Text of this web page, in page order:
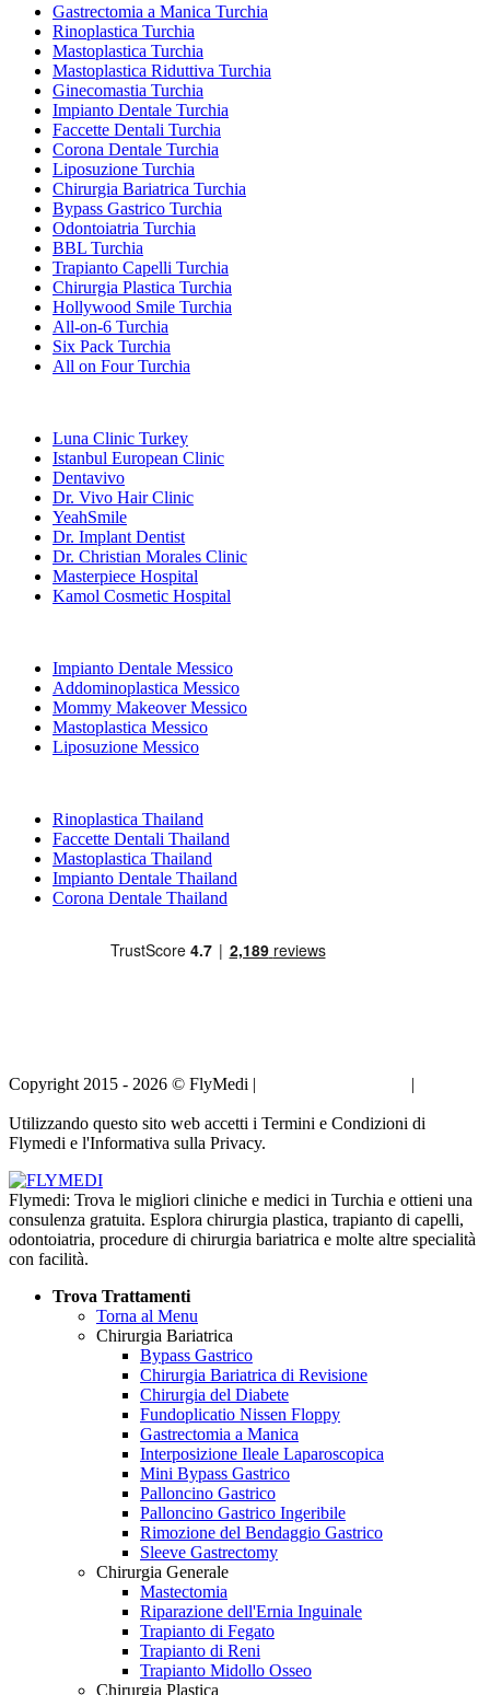
Gastrectomia a Manica Turchia
Rinoplastica Turchia
Mastoplastica Turchia
Mastoplastica Riduttiva Turchia
Ginecomastia Turchia
Impianto Dentale Turchia
Faccette Dentali Turchia
Corona Dentale Turchia
Liposuzione Turchia
Chirurgia Bariatrica Turchia
Bypass Gastrico Turchia
Odontoiatria Turchia
BBL Turchia
Trapianto Capelli Turchia
Chirurgia Plastica Turchia
Hollywood Smile Turchia
All-on-6 Turchia
Six Pack Turchia
All on Four Turchia
Luna Clinic Turkey
Istanbul European Clinic
Dentavivo
Dr. Vivo Hair Clinic
YeahSmile
Dr. Implant Dentist
Dr. Christian Morales Clinic
Masterpiece Hospital
Kamol Cosmetic Hospital
Impianto Dentale Messico
Addominoplastica Messico
Mommy Makeover Messico
Mastoplastica Messico
Liposuzione Messico
Rinoplastica Thailand
Faccette Dentali Thailand
Mastoplastica Thailand
Impianto Dentale Thailand
Corona Dentale Thailand
Copyright 2015 - 2026 © FlyMedi |
|
Utilizzando questo sito web accetti i Termini e Condizioni di
Flymedi e l'Informativa sulla Privacy.
Flymedi: Trova le migliori cliniche e medici in Turchia e ottieni una
consulenza gratuita. Esplora chirurgia plastica, trapianto di capelli,
odontoiatria, procedure di chirurgia bariatrica e molte altre specialità
con facilità.
Trova Trattamenti
Torna al Menu
Chirurgia Bariatrica
Bypass Gastrico
Chirurgia Bariatrica di Revisione
Chirurgia del Diabete
Fundoplicatio Nissen Floppy
Gastrectomia a Manica
Interposizione Ileale Laparoscopica
Mini Bypass Gastrico
Palloncino Gastrico
Palloncino Gastrico Ingeribile
Rimozione del Bendaggio Gastrico
Sleeve Gastrectomy
Chirurgia Generale
Mastectomia
Riparazione dell'Ernia Inguinale
Trapianto di Fegato
Trapianto di Reni
Trapianto Midollo Osseo
Chirurgia Plastica